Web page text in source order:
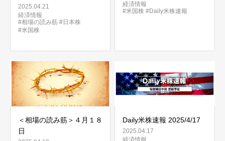
2025.04.21
経済情報
#相場の読み筋 #日本株
#米国株
経済情報
#米国株 #Daily米株速報
＜相場の読み筋＞４月１８
日
Daily米株速報 2025/4/17
2025.04.17
経済情報